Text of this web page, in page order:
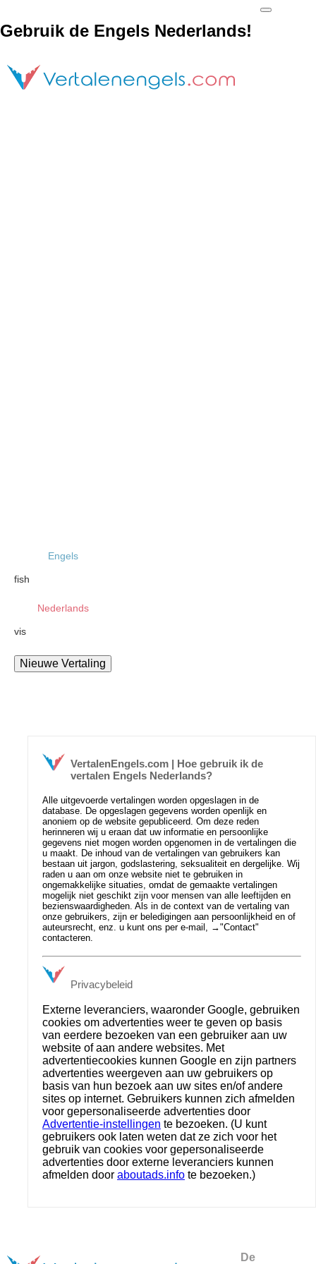
Gebruik de Engels Nederlands!
Engels
fish
Nederlands
vis
VertalenEngels.com | Hoe gebruik ik de
vertalen Engels Nederlands?
Alle uitgevoerde vertalingen worden opgeslagen in de
database. De opgeslagen gegevens worden openlijk en
anoniem op de website gepubliceerd. Om deze reden
herinneren wij u eraan dat uw informatie en persoonlijke
gegevens niet mogen worden opgenomen in de vertalingen die
u maakt. De inhoud van de vertalingen van gebruikers kan
bestaan uit jargon, godslastering, seksualiteit en dergelijke. Wij
raden u aan om onze website niet te gebruiken in
ongemakkelijke situaties, omdat de gemaakte vertalingen
mogelijk niet geschikt zijn voor mensen van alle leeftijden en
bezienswaardigheden. Als in de context van de vertaling van
onze gebruikers, zijn er beledigingen aan persoonlijkheid en of
auteursrecht, enz. u kunt ons per e-mail, →"Contact"
contacteren.
Privacybeleid
Externe leveranciers, waaronder Google, gebruiken
cookies om advertenties weer te geven op basis
van eerdere bezoeken van een gebruiker aan uw
website of aan andere websites. Met
advertentiecookies kunnen Google en zijn partners
advertenties weergeven aan uw gebruikers op
basis van hun bezoek aan uw sites en/of andere
sites op internet. Gebruikers kunnen zich afmelden
voor gepersonaliseerde advertenties door
Advertentie-instellingen te bezoeken. (U kunt
gebruikers ook laten weten dat ze zich voor het
gebruik van cookies voor gepersonaliseerde
advertenties door externe leveranciers kunnen
afmelden door aboutads.info te bezoeken.)
De